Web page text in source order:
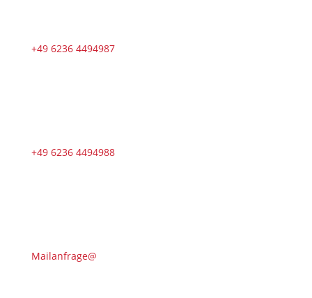
+49 6236 4494987
+49 6236 4494988
Mailanfrage@